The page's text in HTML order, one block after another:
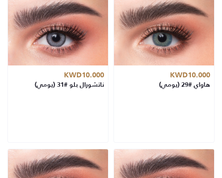
KWD10.000
هاواي #29 (يومي)
KWD10.000
ناتشورال بلو #31 (يومي)